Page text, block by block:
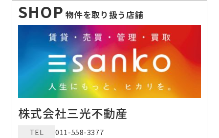
SHOP 物件を取り扱う店舗
株式会社三光不動産
TEL 011-558-3377